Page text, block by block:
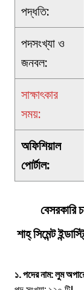
পদ্ধতি:
পদসংখ্যা ও
জনবল:
সাক্ষাৎকার
সময়:
অফিশিয়াল
পোর্টাল:
বেসরকারি
শাহ্ সিমেন্ট
১. পদের নাম: লুম